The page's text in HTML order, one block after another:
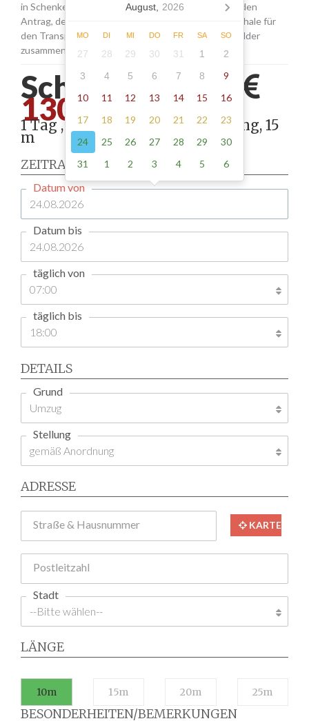
in Schenkendorf setzen sich aus den Gebühren für den
Antrag, der Miete für die Schilder sowie einer Pauschale für
den Transport, das Aufstellen und Abholen der Schilder
zusammen.
Schenkendorf -
130.00
1 Tag , Stellung gemäß Anordnung, 15
m
ZEITRAUM
Datum von
Datum bis
täglich von
täglich bis
DETAILS
Grund
Stellung
ADRESSE
Straße & Hausnummer KARTE
Postleitzahl
Stadt
LÄNGE
10m 15m 20m 25m
BESONDERHEITEN/BEMERKUNGEN
August, 2026
MO DI MI DO FR SA SO
27 28 29 30 31 1
2
3
4 5 6 7 8
9
10
11 12 13 14 15
16
17
18 19 20 21 22
23
24
25 26 27 28 29
30
31
1 2 3 4 5 6